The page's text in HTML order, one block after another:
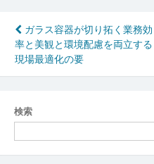
投
稿
ナ
ビ
ゲ
ー
ガラス容器が切り拓く業務効
率と美観と環境配慮を両立する
現場最適化の要
検索